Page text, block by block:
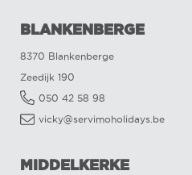
BLANKENBERGE
8370 Blankenberge
Zeedijk 190
050 42 58 98
vicky@servimoholidays.be
MIDDELKERKE